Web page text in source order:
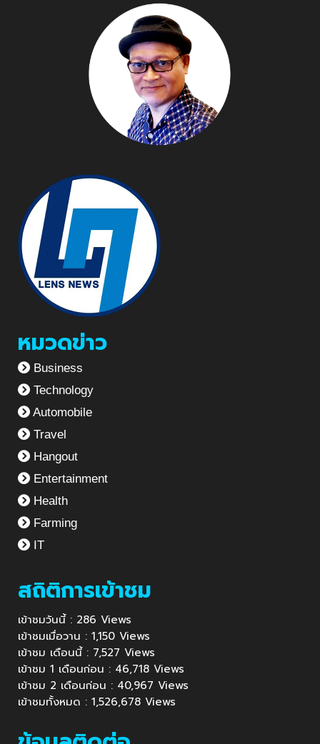
หมวดข่าว
Business
Technology
Automobile
Travel
Hangout
Entertainment
Health
Farming
IT
สถิติการเข้าชม
เข้าชมวันนี้ : 286 Views
เข้าชมเมื่อวาน : 1,150 Views
เข้าชม เดือนนี้ : 7,527 Views
เข้าชม 1 เดือนก่อน : 46,718 Views
เข้าชม 2 เดือนก่อน : 40,967 Views
เข้าชมทั้งหมด : 1,526,678 Views